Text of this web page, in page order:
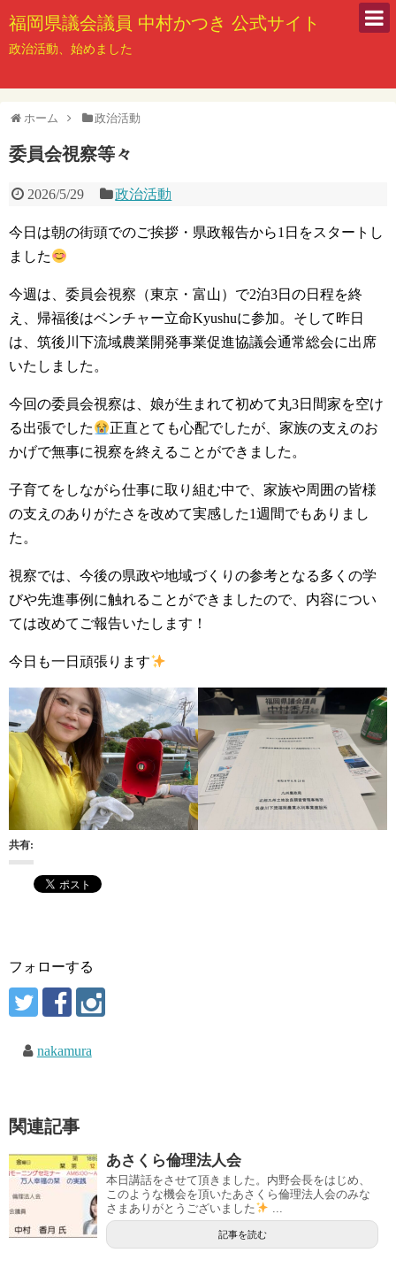
福岡県議会議員 中村かつき 公式サイト
政治活動、始めました
ホーム 政治活動
委員会視察等々
2026/5/29 政治活動
今日は朝の街頭でのご挨拶・県政報告から1日をスタートし
ました
今週は、委員会視察（東京・富山）で2泊3日の日程を終
え、帰福後はベンチャー立命Kyushuに参加。そして昨日
は、筑後川下流域農業開発事業促進協議会通常総会に出席
いたしました。
今回の委員会視察は、娘が生まれて初めて丸3日間家を空け
る出張でした
正直とても心配でしたが、家族の支えのお
かげで無事に視察を終えることができました。
子育てをしながら仕事に取り組む中で、家族や周囲の皆様
の支えのありがたさを改めて実感した1週間でもありまし
た。
視察では、今後の県政や地域づくりの参考となる多くの学
びや先進事例に触れることができましたので、内容につい
ては改めてご報告いたします！
今日も一日頑張ります
共有:
フォローする
nakamura
関連記事
あさくら倫理法人会
本日講話をさせて頂きました。内野会長をはじめ、
このような機会を頂いたあさくら倫理法人会のみな
さまありがとうございました
記事を読む